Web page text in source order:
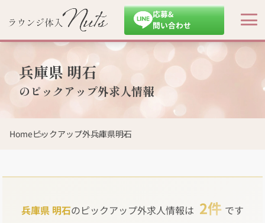
応募&
問い合わせ
兵庫県 明石
のピックアップ外求人情報
Homeピックアップ外兵庫県明石
兵庫県 明石のピックアップ外求人情報は 2件 です